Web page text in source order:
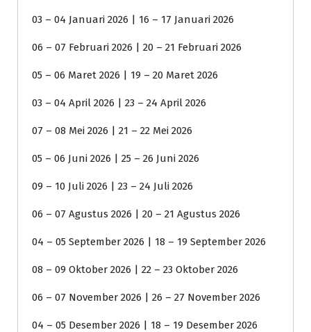
03 – 04 Januari 2026 | 16 – 17 Januari 2026
06 – 07 Februari 2026 | 20 – 21 Februari 2026
05 – 06 Maret 2026 | 19 – 20 Maret 2026
03 – 04 April 2026 | 23 – 24 April 2026
07 – 08 Mei 2026 | 21 – 22 Mei 2026
05 – 06 Juni 2026 | 25 – 26 Juni 2026
09 – 10 Juli 2026 | 23 – 24 Juli 2026
06 – 07 Agustus 2026 | 20 – 21 Agustus 2026
04 – 05 September 2026 | 18 – 19 September 2026
08 – 09 Oktober 2026 | 22 – 23 Oktober 2026
06 – 07 November 2026 | 26 – 27 November 2026
04 – 05 Desember 2026 | 18 – 19 Desember 2026